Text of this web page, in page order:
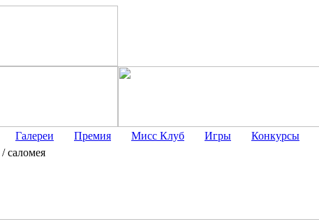
Галереи Премия Мисс Клуб Игры Конкурсы
/саломея